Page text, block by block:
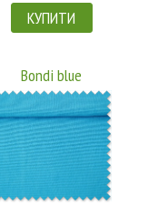
КУПИТИ
Bondi blue